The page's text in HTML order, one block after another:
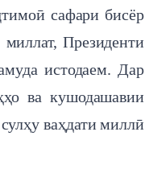
сафари бисёр
Президенти
истодаем. Дар
ва кушодашавии
ваҳдати миллӣ